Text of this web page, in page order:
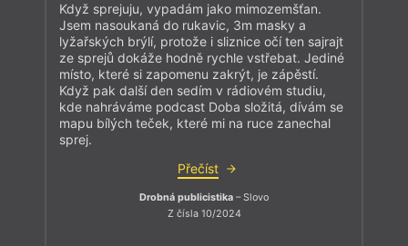
Když sprejuju, vypadám jako mimozemšťan.
Jsem nasoukaná do rukavic, 3m masky a
lyžařských brýlí, protože i sliznice očí ten sajrajt
ze sprejů dokáže hodně rychle vstřebat. Jediné
místo, které si zapomenu zakrýt, je zápěstí.
Když pak další den sedím v rádiovém studiu,
kde nahráváme podcast Doba složitá, dívám se
mapu bílých teček, které mi na ruce zanechal
sprej.
Přečíst
Drobná publicistika – Slovo
Z čísla 10/2024